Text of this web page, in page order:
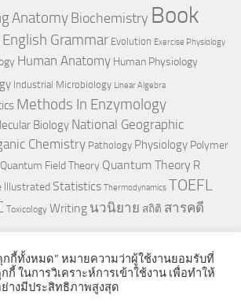
AnatomyBiochemistry Book
English Grammar Evolution Exercise Physiology
Human Anatomy Human Physiology
Industrial Microbiology Linear Algebra
Methods In Enzymology
Biology National Geographic
Chemistry Pathology Physiology Polymer
Quantum Field Theory Quantum Theory R
Illustrated Statistics Thermodynamics TOEFL
Toxicology Writing นวนิยาย สถิติ สารคดี
กี้ทั้งหมด” หมายความว่าผู้ใช้งานยอมรับที่
กี้ ในการวิเคราะห์การเข้าใช้งาน เพื่อทำให้
างมีประสิทธิภาพสูงสุด